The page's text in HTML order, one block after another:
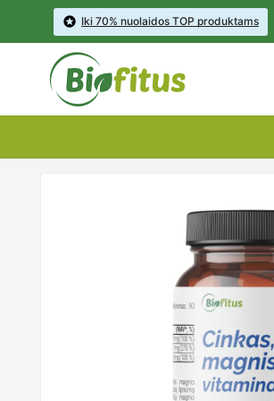
 Iki 70% nuolaidos TOP produktams